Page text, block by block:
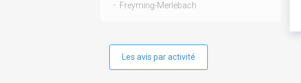
Freyming-Merlebach
Les avis par activité